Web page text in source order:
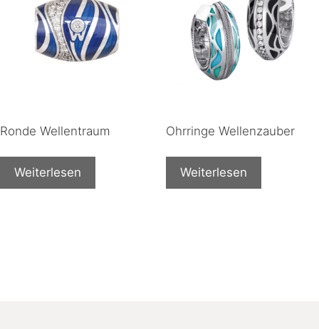
Ronde Wellentraum
Weiterlesen
Ohrringe Wellenzauber
Weiterlesen